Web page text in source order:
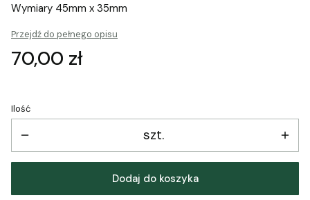
Wymiary 45mm x 35mm
Przejdź do pełnego opisu
Cena
70,00 zł
Ilość
szt.
Dodaj do koszyka